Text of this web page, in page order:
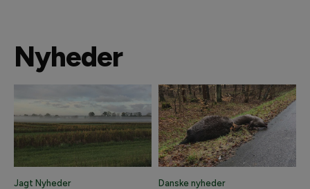
Nyheder
Jagt Nyheder Danske nyheder